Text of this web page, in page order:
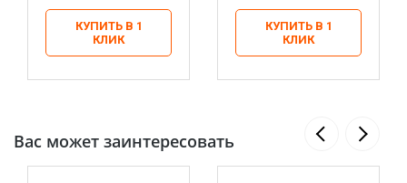
КУПИТЬ В 1
КЛИК
КУПИТЬ В 1
КЛИК
Вас может заинтересовать